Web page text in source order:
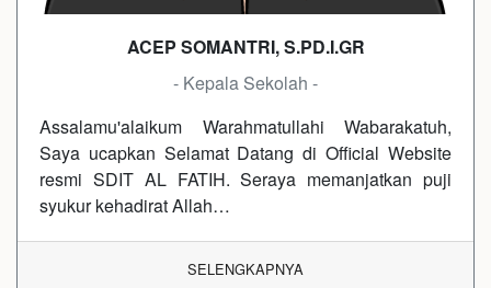
ACEP SOMANTRI, S.PD.I.GR
- Kepala Sekolah -
Assalamu'alaikum Warahmatullahi Wabarakatuh,
Saya ucapkan Selamat Datang di Official Website
resmi SDIT AL FATIH. Seraya memanjatkan puji
syukur kehadirat Allah…
SELENGKAPNYA